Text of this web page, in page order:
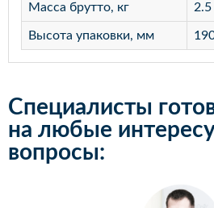
Масса брутто, кг 2.5
Высота упаковки, мм
Специалисты
на любые
вопросы: